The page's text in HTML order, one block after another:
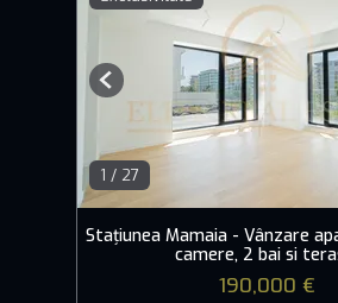
1 / 27
Previous
Stațiunea Mamaia - Vânzare
camere, 2 bai si
190,000 €